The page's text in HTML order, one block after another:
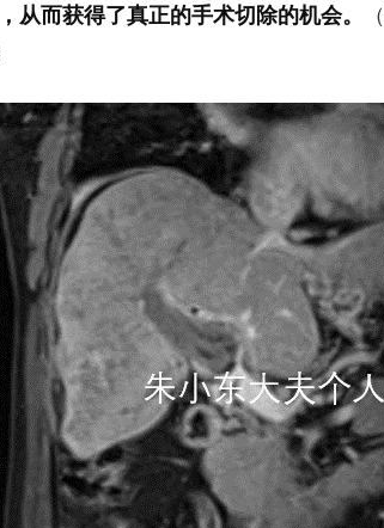
从而获得了真正的手术切除的机会。
（